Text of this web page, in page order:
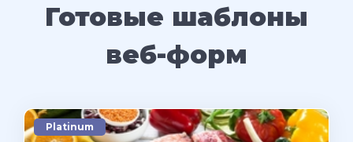
Готовые шаблоны
веб-форм
Platinum